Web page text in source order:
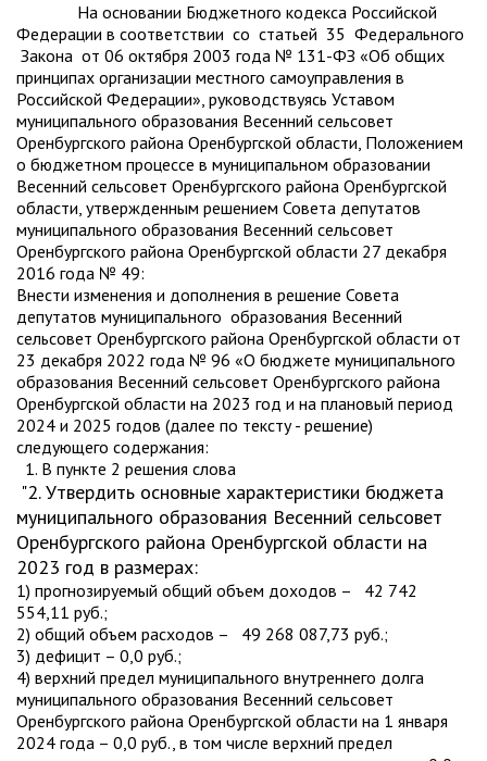
На основании Бюджетного кодекса Российской
Федерации в соответствии со статьей 35 Федерального
Закона от 06 октября 2003 года № 131-ФЗ «Об общих
принципах организации местного самоуправления в
Российской Федерации», руководствуясь Уставом
муниципального образования Весенний сельсовет
Оренбургского района Оренбургской области, Положением
о бюджетном процессе в муниципальном образовании
Весенний сельсовет Оренбургского района Оренбургской
области, утвержденным решением Совета депутатов
муниципального образования Весенний сельсовет
Оренбургского района Оренбургской области 27 декабря
2016 года № 49:
Внести изменения и дополнения в решение Совета
депутатов муниципального образования Весенний
сельсовет Оренбургского района Оренбургской области от
23 декабря 2022 года № 96 «О бюджете муниципального
образования Весенний сельсовет Оренбургского района
Оренбургской области на 2023 год и на плановый период
2024 и 2025 годов (далее по тексту - решение)
следующего содержания:
1. В пункте 2 решения слова
"2. Утвердить основные характеристики бюджета
муниципального образования Весенний сельсовет
Оренбургского района Оренбургской области на
2023 год в размерах:
1) прогнозируемый общий объем доходов – 42 742
554,11 руб.;
2) общий объем расходов – 49 268 087,73 руб.;
3) дефицит – 0,0 руб.;
4) верхний предел муниципального внутреннего долга
муниципального образования Весенний сельсовет
Оренбургского района Оренбургской области на 1 января
2024 года – 0,0 руб., в том числе верхний предел